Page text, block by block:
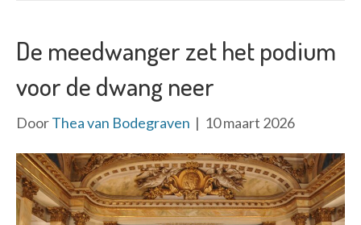
De meedwanger zet het podium
voor de dwang neer
DoorThea van Bodegraven | 10 maart 2026